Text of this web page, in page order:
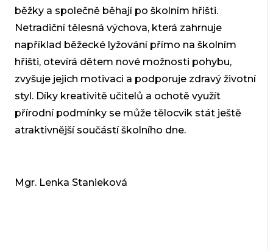
běžky a společně běhají po školním hřišti.
Netradiční tělesná výchova, která zahrnuje
například běžecké lyžování přímo na školním
hřišti, otevírá dětem nové možnosti pohybu,
zvyšuje jejich motivaci a podporuje zdravý životní
styl. Díky kreativitě učitelů a ochotě využít
přírodní podmínky se může tělocvik stát ještě
atraktivnější součástí školního dne.
Mgr. Lenka Stanieková